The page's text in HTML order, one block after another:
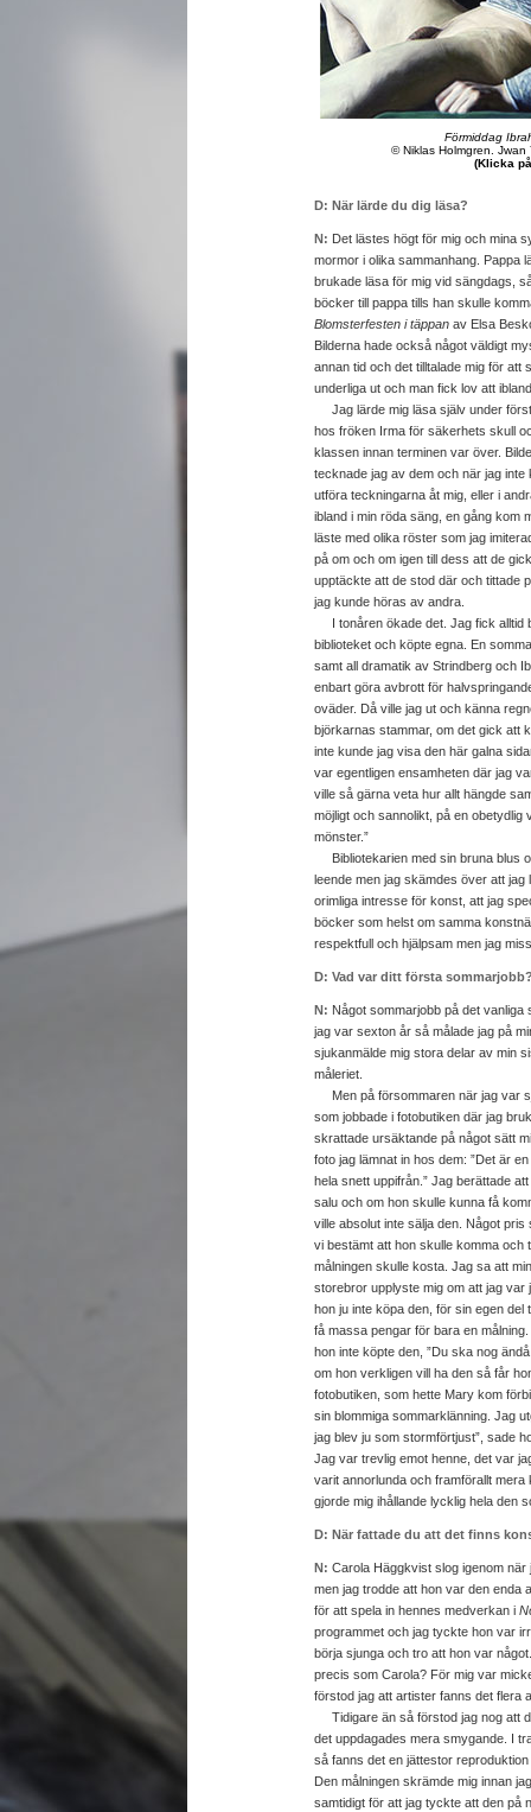
Förmiddag
© Niklas Holmgren. Jwan
(Klicka
D: När lärde du dig läsa?
N: Det lästes högt för mig och mina
mormor i olika sammanhang. Pappa
brukade läsa för mig vid sängdags,
böcker till pappa tills han skulle
Blomsterfesten i täppan av Elsa
Bilderna hade också något väldigt
annan tid och det tilltalade mig för
underliga ut och man fick lov att
Jag lärde mig läsa själv under
hos fröken Irma för säkerhets skull
klassen innan terminen var över.
tecknade jag av dem och när jag
utföra teckningarna åt mig, eller i
ibland i min röda säng, en gång kom
läste med olika röster som jag
på om och om igen till dess att de
upptäckte att de stod där och tittade
jag kunde höras av andra.
I tonåren ökade det. Jag fick alltid
biblioteket och köpte egna. En
samt all dramatik av Strindberg och
enbart göra avbrott för
oväder. Då ville jag ut och känna
björkarnas stammar, om det gick att
inte kunde jag visa den här galna
var egentligen ensamheten där jag
ville så gärna veta hur allt hängde
möjligt och sannolikt, på en
mönster.”
Bibliotekarien med sin bruna blus
leende men jag skämdes över att
orimliga intresse för konst, att jag
böcker som helst om samma
respektfull och hjälpsam men jag
D: Vad var ditt första
N: Något sommarjobb på det
jag var sexton år så målade jag på
sjukanmälde mig stora delar av min
måleriet.
Men på försommaren när jag var
som jobbade i fotobutiken där jag
skrattade ursäktande på något sätt
foto jag lämnat in hos dem: ”Det är
hela snett uppifrån.” Jag berättade
salu och om hon skulle kunna få
ville absolut inte sälja den. Något
vi bestämt att hon skulle komma och
målningen skulle kosta. Jag sa att
storebror upplyste mig om att jag var
hon ju inte köpa den, för sin egen
få massa pengar för bara en
hon inte köpte den, ”Du ska nog
om hon verkligen vill ha den så får
fotobutiken, som hette Mary kom
sin blommiga sommarklänning. Jag
jag blev ju som stormförtjust”, sade
Jag var trevlig emot henne, det var
varit annorlunda och framförallt mera
gjorde mig ihållande lycklig hela den
D: När fattade du att det finns
N: Carola Häggkvist slog igenom
men jag trodde att hon var den enda
för att spela in hennes medverkan i
programmet och jag tyckte hon var
börja sjunga och tro att hon var
precis som Carola? För mig var
förstod jag att artister fanns det flera
Tidigare än så förstod jag nog att
det uppdagades mera smygande. I
så fanns det en jättestor
Den målningen skrämde mig innan
samtidigt för att jag tyckte att den på